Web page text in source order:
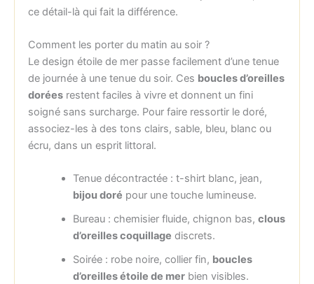
ce détail-là qui fait la différence.
Comment les porter du matin au soir ?
Le design étoile de mer passe facilement d’une tenue
de journée à une tenue du soir. Ces boucles d’oreilles
doréesrestent faciles à vivre et donnent un fini
soigné sans surcharge. Pour faire ressortir le doré,
associez-les à des tons clairs, sable, bleu, blanc ou
écru, dans un esprit littoral.
Tenue décontractée : t-shirt blanc, jean,
bijou doré pour une touche lumineuse.
Bureau : chemisier fluide, chignon bas, clous
d’oreilles coquillage discrets.
Soirée : robe noire, collier fin, boucles
d’oreilles étoile de merbien visibles.